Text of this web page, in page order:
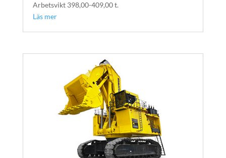
Arbetsvikt 398,00-409,00 t.
Läs mer